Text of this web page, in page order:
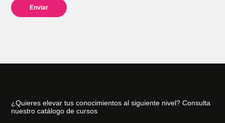
¿Quieres elevar tus conocimientos al siguiente nivel? Consulta
nuestro catálogo de cursos